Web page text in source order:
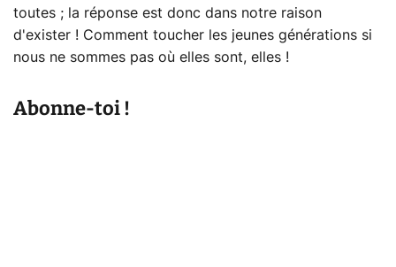
toutes ; la réponse est donc dans notre raison
d'exister ! Comment toucher les jeunes générations si
nous ne sommes pas où elles sont, elles !
Abonne-toi !